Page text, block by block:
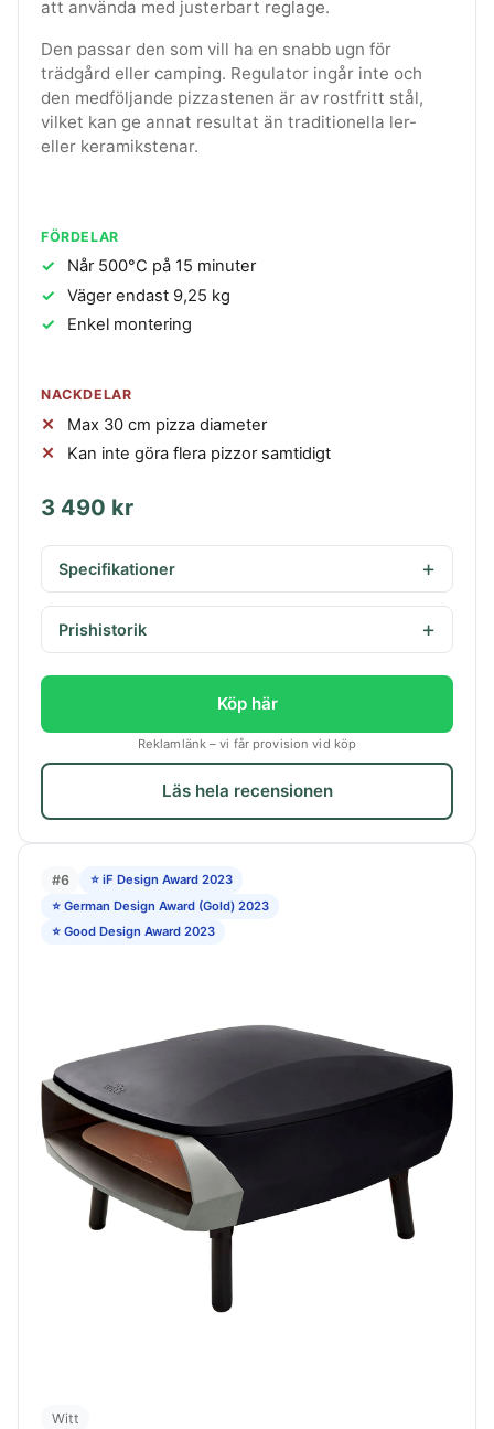
att använda med justerbart reglage.
Den passar den som vill ha en snabb ugn för
trädgård eller camping. Regulator ingår inte och
den medföljande pizzastenen är av rostfritt stål,
vilket kan ge annat resultat än traditionella ler-
eller keramikstenar.
FÖRDELAR
Når 500°C på 15 minuter
Väger endast 9,25 kg
Enkel montering
NACKDELAR
Max 30 cm pizza diameter
Kan inte göra flera pizzor samtidigt
3 490 kr
Specifikationer
Prishistorik
Köp här
Reklamlänk – vi får provision vid köp
Läs hela recensionen
#6
⭐ iF Design Award 2023
⭐ German Design Award (Gold) 2023
⭐ Good Design Award 2023
Witt